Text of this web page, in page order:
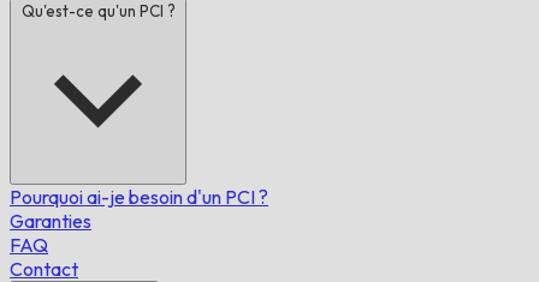
Qu'est-ce qu'un PCI ?
Pourquoi ai-je besoin d'un PCI ?
Garanties
FAQ
Contact